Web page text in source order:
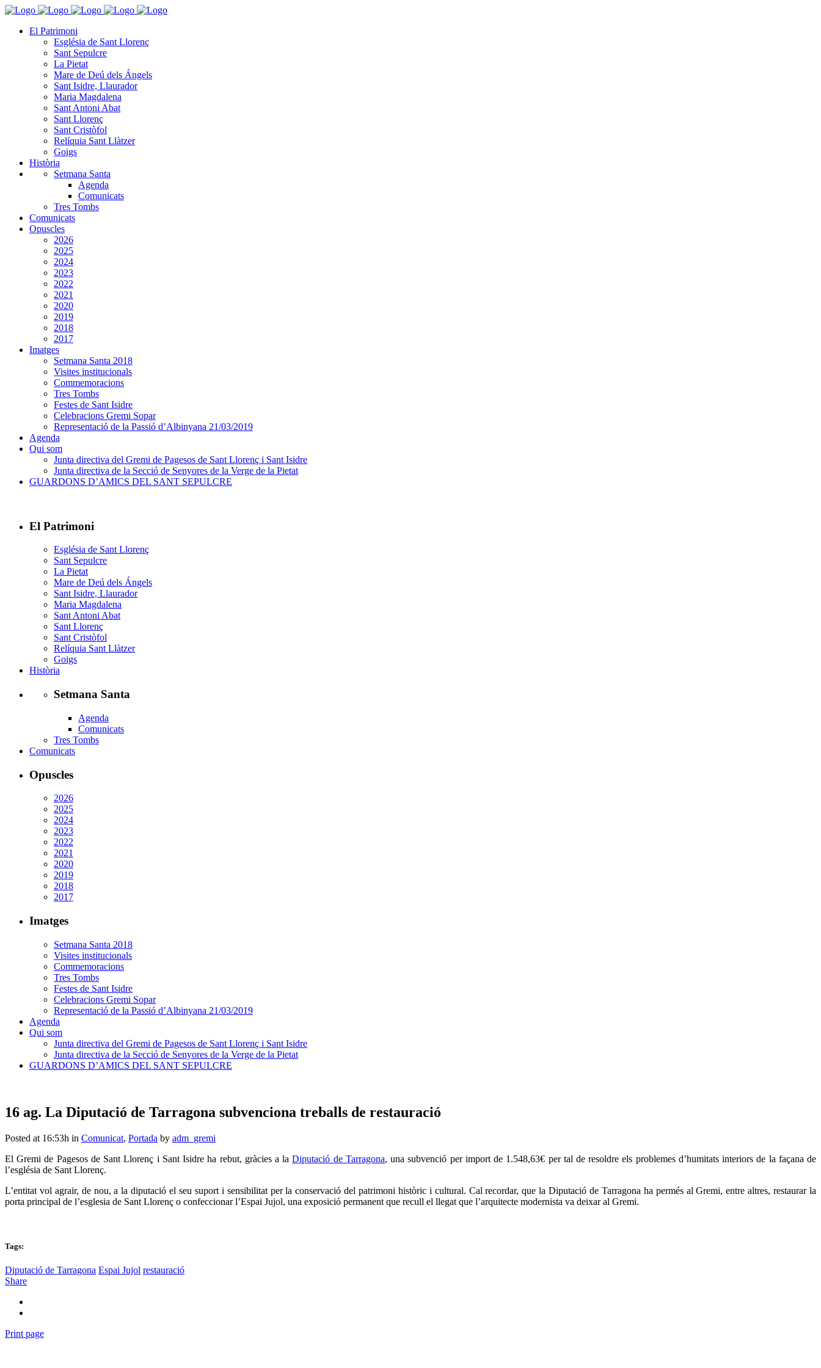
El Patrimoni
Església de Sant Llorenç
Sant Sepulcre
La Pietat
Mare de Deú dels Ángels
Sant Isidre, Llaurador
Maria Magdalena
Sant Antoni Abat
Sant Llorenç
Sant Cristòfol
Relíquia Sant Llàtzer
Goigs
Història
Setmana Santa
Agenda
Comunicats
Tres Tombs
Comunicats
Opuscles
2026
2025
2024
2023
2022
2021
2020
2019
2018
2017
Imatges
Setmana Santa 2018
Visites institucionals
Commemoracions
Tres Tombs
Festes de Sant Isidre
Celebracions Gremi Sopar
Representació de la Passió d’Albinyana 21/03/2019
Agenda
Qui som
Junta directiva del Gremi de Pagesos de Sant Llorenç i Sant Isidre
Junta directiva de la Secció de Senyores de la Verge de la Pietat
GUARDONS D’AMICS DEL SANT SEPULCRE
El Patrimoni
Església de Sant Llorenç
Sant Sepulcre
La Pietat
Mare de Deú dels Ángels
Sant Isidre, Llaurador
Maria Magdalena
Sant Antoni Abat
Sant Llorenç
Sant Cristòfol
Relíquia Sant Llàtzer
Goigs
Història
Setmana Santa
Agenda
Comunicats
Tres Tombs
Comunicats
Opuscles
2026
2025
2024
2023
2022
2021
2020
2019
2018
2017
Imatges
Setmana Santa 2018
Visites institucionals
Commemoracions
Tres Tombs
Festes de Sant Isidre
Celebracions Gremi Sopar
Representació de la Passió d’Albinyana 21/03/2019
Agenda
Qui som
Junta directiva del Gremi de Pagesos de Sant Llorenç i Sant Isidre
Junta directiva de la Secció de Senyores de la Verge de la Pietat
GUARDONS D’AMICS DEL SANT SEPULCRE
16 ag. La Diputació de Tarragona subvenciona treballs de restauració
Posted at 16:53h in Comunicat, Portada by adm_gremi
El Gremi de Pagesos de Sant Llorenç i Sant Isidre ha rebut, gràcies a laDiputació de Tarragona, una subvenció per import de 1.548,63€ per tal de resoldre els problemes d’humitats interiors de la façana de
l’església de Sant Llorenç.
L’entitat vol agrair, de nou, a la diputació el seu suport i sensibilitat per la conservació del patrimoni històric i cultural. Cal recordar, que la Diputació de Tarragona ha permés al Gremi, entre altres, restaurar la
porta principal de l’esglesia de Sant Llorenç o confeccionar l’Espai Jujol, una exposició permanent que recull el llegat que l’arquitecte modernista va deixar al Gremi.
Tags:
Diputació de Tarragona Espai Jujol restauració
Share
Print page